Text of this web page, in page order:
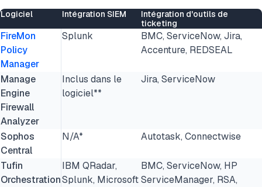
Logiciel Intégration SIEM
Intégration d'outils de
ticketing
FireMon
Policy
Manager
Splunk
BMC, ServiceNow, Jira,
Accenture, REDSEAL
Manage
Engine
Firewall
Analyzer
Inclus dans le
logiciel**
Jira, ServiceNow
Sophos
Central
N/A* Autotask, Connectwise
Tufin
Orchestration
IBM QRadar,
Splunk, Microsoft
BMC, ServiceNow, HP
ServiceManager, RSA,